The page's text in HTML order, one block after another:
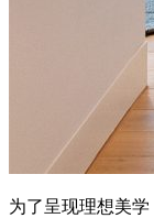
为了呈现理想美学